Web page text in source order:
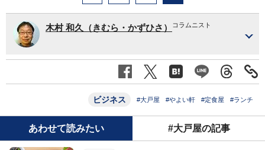
木村 和久（きむら・かずひさ） コラムニスト
ビジネス #大戸屋 #やよい軒 #定食屋 #ランチ
あわせて読みたい #大戸屋の記事